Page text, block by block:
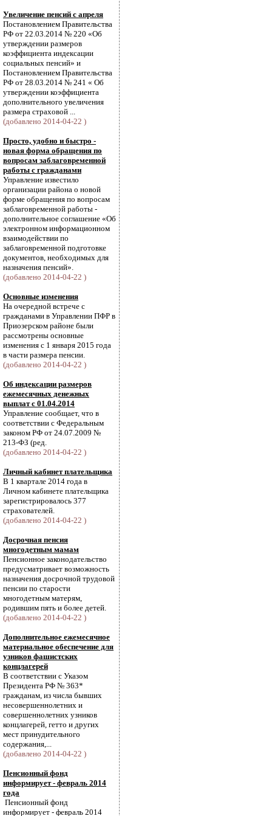
Увеличение пенсий с апреля
Постановлением Правительства
РФ от 22.03.2014 № 220 «Об
утверждении размеров
коэффициента индексации
социальных пенсий» и
Постановлением Правительства
РФ от 28.03.2014 № 241 « Об
утверждении коэффициента
дополнительного увеличения
размера страховой ...
(добавлено 2014-04-22 )
Просто, удобно и быстро -
новая форма обращения по
вопросам заблаговременной
работы с гражданами
Управление известило
организации района о новой
форме обращения по вопросам
заблаговременной работы -
дополнительное соглашение «Об
электронном информационном
взаимодействии по
заблаговременной подготовке
документов, необходимых для
назначения пенсий».
(добавлено 2014-04-22 )
Основные изменения
На очередной встрече с
гражданами в Управлении ПФР в
Приозерском районе были
рассмотрены основные
изменения с 1 января 2015 года
в части размера пенсии.
(добавлено 2014-04-22 )
Об индексации размеров
ежемесячных денежных
выплат с 01.04.2014
Управление сообщает, что в
соответствии с Федеральным
законом РФ от 24.07.2009 №
213-ФЗ (ред.
(добавлено 2014-04-22 )
Личный кабинет плательщика
В 1 квартале 2014 года в
Личном кабинете плательщика
зарегистрировалось 377
страхователей.
(добавлено 2014-04-22 )
Досрочная пенсия
многодетным мамам
Пенсионное законодательство
предусматривает возможность
назначения досрочной трудовой
пенсии по старости
многодетным матерям,
родившим пять и более детей.
(добавлено 2014-04-22 )
Дополнительное ежемесячное
материальное обеспечение для
узников фашистских
концлагерей
В соответствии с Указом
Президента РФ № 363*
гражданам, из числа бывших
несовершеннолетних и
совершеннолетних узников
концлагерей, гетто и других
мест принудительного
содержания,...
(добавлено 2014-04-22 )
Пенсионный фонд
информирует - февраль 2014
года
Пенсионный фонд
информирует - февраль 2014